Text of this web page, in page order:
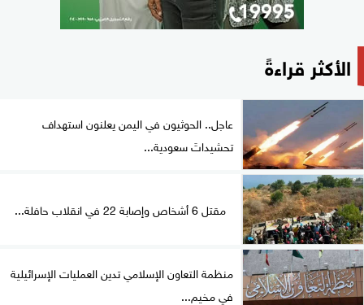
الأكثر قراءةً
عاجل.. الحوثيون في اليمن يعلنون استهداف
تحشيداتَ سعودية...
مقتل 6 أشخاص وإصابة 22 في انقلاب حافلة...
منظمة التعاون الإسلامي تدين العمليات الإسرائيلية
في مخيم...